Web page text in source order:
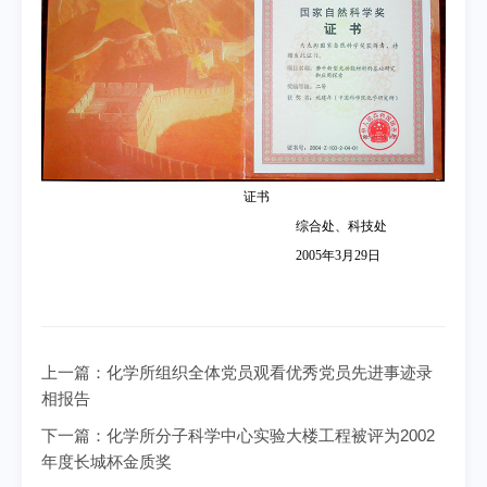
证书
综合处、科技处
2005年3月 29日
上一篇： 化学所组织全体党员观看优秀党员先进事迹录
相报告
下一篇： 化学所分子科学中心实验大楼工程被评为2002
年度长城杯金质奖